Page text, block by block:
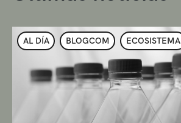
AL DÍA BLOGCOM ECOSISTEMA